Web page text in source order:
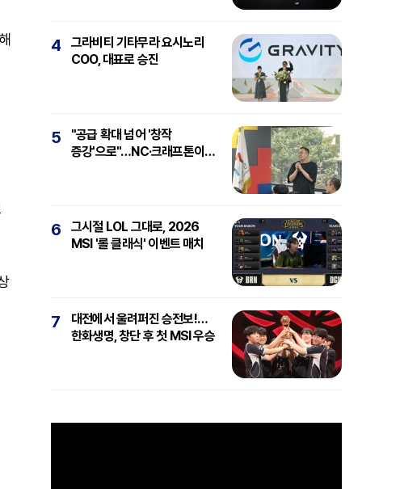
4
그라비티 기타무라 요시노리
COO, 대표로 승진
5
"공급 확대 넘어 '창작
증강'으로"…NC·크래프톤이
6
그시절 LOL 그대로, 2026
MSI '롤 클래식' 이벤트 매치
7
대전에서 울려퍼진 승전보!…
한화생명, 창단 후 첫 MSI 우승